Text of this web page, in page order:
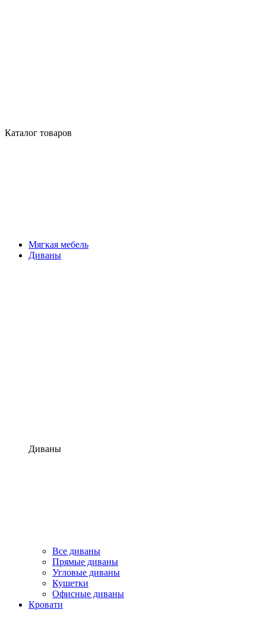
Каталог товаров
Мягкая мебель
Диваны
Диваны
Все диваны
Прямые диваны
Угловые диваны
Кушетки
Офисные диваны
Кровати